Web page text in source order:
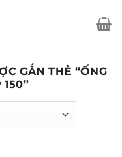
GẮN THẺ “ỐNG
150”